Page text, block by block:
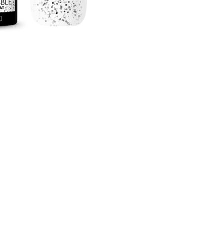
CRIAR CONTA